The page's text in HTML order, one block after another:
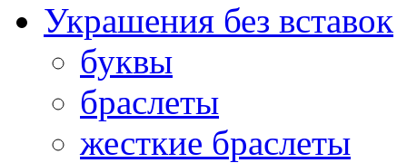
Украшения без вставок
буквы
браслеты
жесткие браслеты